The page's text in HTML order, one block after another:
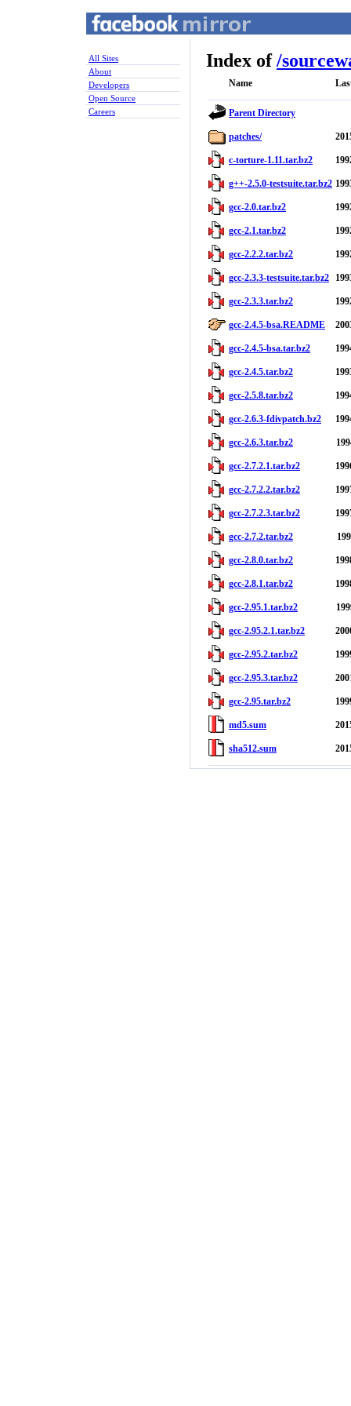
All Sites
About
Developers
Open Source
Careers
Index of/
Name
Parent Directory
patches/
c-torture-1.11.tar.bz2
g++-2.5.0-testsuite.tar.bz2
gcc-2.0.tar.bz2
gcc-2.1.tar.bz2
gcc-2.2.2.tar.bz2
gcc-2.3.3-testsuite.tar.bz2
gcc-2.3.3.tar.bz2
gcc-2.4.5-bsa.README
gcc-2.4.5-bsa.tar.bz2
gcc-2.4.5.tar.bz2
gcc-2.5.8.tar.bz2
gcc-2.6.3-fdivpatch.bz2
gcc-2.6.3.tar.bz2
gcc-2.7.2.1.tar.bz2
gcc-2.7.2.2.tar.bz2
gcc-2.7.2.3.tar.bz2
gcc-2.7.2.tar.bz2
gcc-2.8.0.tar.bz2
gcc-2.8.1.tar.bz2
gcc-2.95.1.tar.bz2
gcc-2.95.2.1.tar.bz2
gcc-2.95.2.tar.bz2
gcc-2.95.3.tar.bz2
gcc-2.95.tar.bz2
md5.sum
sha512.sum